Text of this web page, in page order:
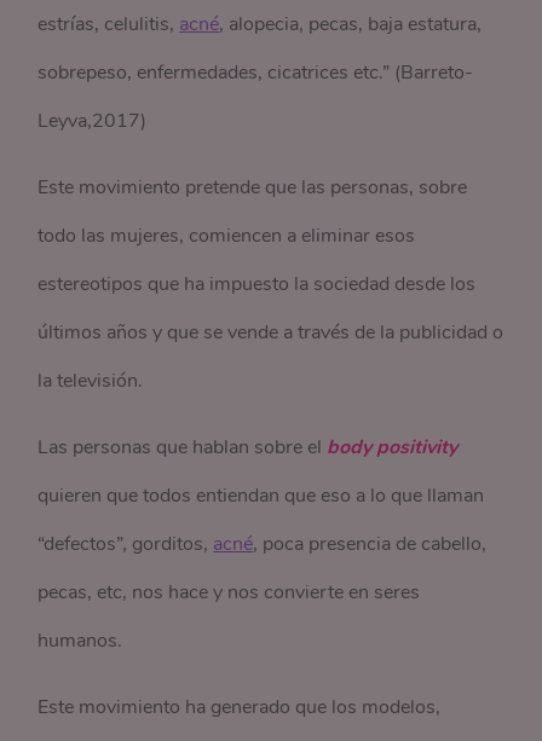
estrías, celulitis, acné, alopecia, pecas, baja estatura,
sobrepeso, enfermedades, cicatrices etc.” (Barreto-
Leyva,2017)
Este movimiento pretende que las personas, sobre
todo las mujeres, comiencen a eliminar esos
estereotipos que ha impuesto la sociedad desde los
últimos años y que se vende a través de la publicidad o
la televisión.
Las personas que hablan sobre el body positivity
quieren que todos entiendan que eso a lo que llaman
“defectos”, gorditos, acné, poca presencia de cabello,
pecas, etc, nos hace y nos convierte en seres
humanos.
Este movimiento ha generado que los modelos,